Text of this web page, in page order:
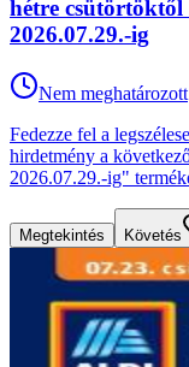
hétre csütörtöktől
2026.07.29.-ig
Nem meghatározott
Fedezze fel a
hirdetmény a
2026.07.29.-ig"
Megtekintés Követés